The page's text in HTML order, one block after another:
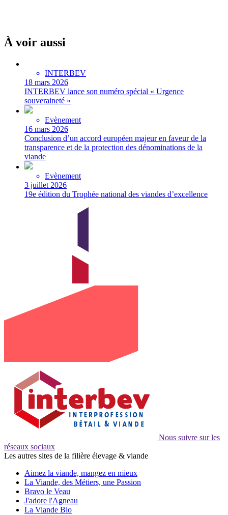
À voir aussi
INTERBEV
18 mars 2026
INTERBEV lance son numéro spécial « Urgence
souveraineté »
Evènement
16 mars 2026
Conclusion d’un accord européen majeur en faveur de la
transparence et de la protection des dénominations de la
viande
Evènement
3 juillet 2026
19e édition du Trophée national des viandes d’excellence
Nous suivre sur les
réseaux sociaux
Les autres sites de la filière élevage & viande
Aimez la viande, mangez en mieux
La Viande, des Métiers, une Passion
Bravo le Veau
J'adore l'Agneau
La Viande Bio